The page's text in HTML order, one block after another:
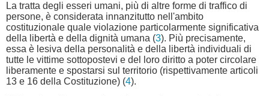
La tratta degli esseri umani, più di altre forme di traffico di
persone, è considerata innanzitutto nell'ambito
costituzionale quale violazione particolarmente significativa
della libertà e della dignità umana (3). Più precisamente,
essa è lesiva della personalità e della libertà individuali di
tutte le vittime sottopostevi e del loro diritto a poter circolare
liberamente e spostarsi sul territorio (rispettivamente articoli
13 e 16 della Costituzione) (4).